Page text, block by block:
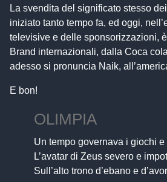
La svendita del significato stesso
iniziato tanto tempo fa, ed oggi,
televisive e delle sponsorizzazioni,
Brand internazionali, dalla Coca
adesso si pronuncia Naik,
E bon!
OLIMPIA
Un tempo governava i giochi
L’avatar di Zeus severo e
Sull’alto trono d’ebano e